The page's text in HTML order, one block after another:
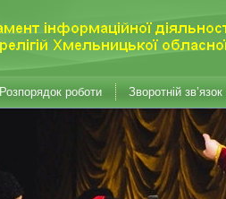
Розпорядок роботи Зворотній зв’язок